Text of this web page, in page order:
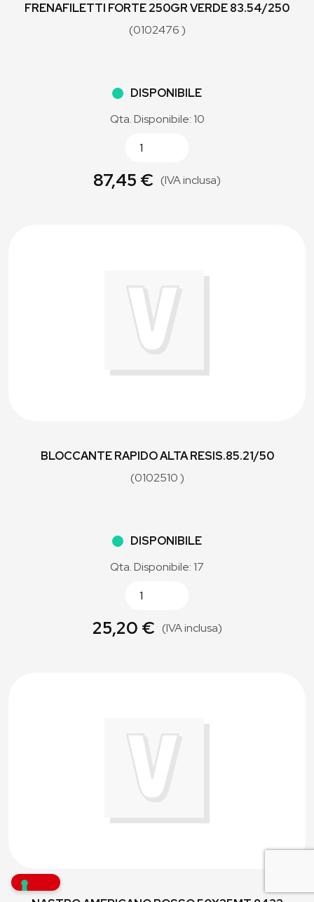
FRENAFILETTI FORTE 250GR VERDE 83.54/250
(0102476 )
DISPONIBILE
Qta. Disponibile: 10
87,45 € (IVA inclusa)
BLOCCANTE RAPIDO ALTA RESIS.85.21/50
(0102510 )
DISPONIBILE
Qta. Disponibile: 17
25,20 € (IVA inclusa)